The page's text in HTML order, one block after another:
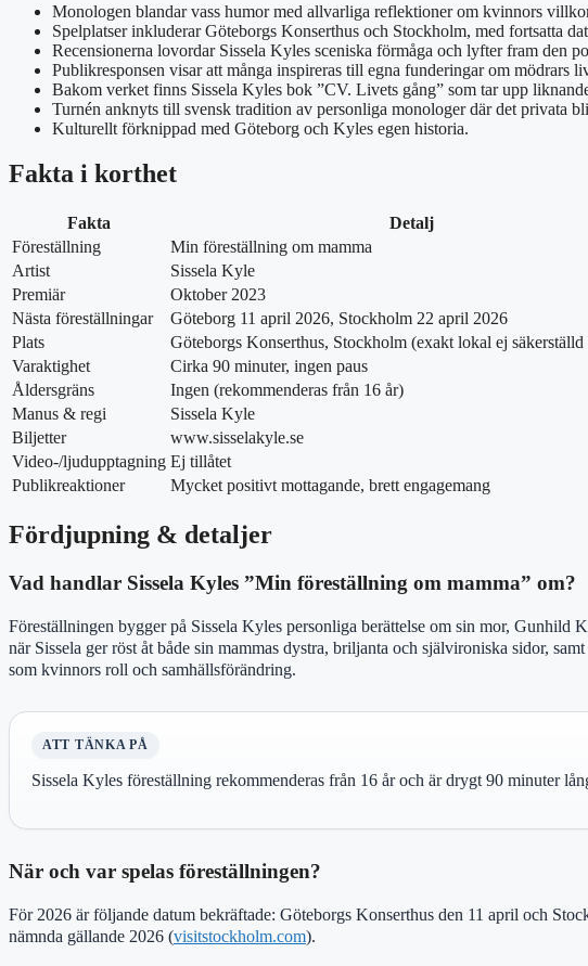
Monologen blandar vass humor med allvarliga reflektioner om kvinnors
Spelplatser inkluderar Göteborgs Konserthus och Stockholm, med fortsatta
Recensionerna lovordar Sissela Kyles sceniska förmåga och lyfter fram den
Publikresponsen visar att många inspireras till egna funderingar om mödrars
Bakom verket finns Sissela Kyles bok ”CV. Livets gång” som tar upp
Turnén anknyts till svensk tradition av personliga monologer där det privata
Kulturellt förknippad med Göteborg och Kyles egen historia.
Fakta i korthet
Fakta
Detalj
Föreställning
Min föreställning om mamma
Artist
Sissela Kyle
Premiär
Oktober 2023
Nästa föreställningar
Göteborg 11 april 2026, Stockholm 22 april 2026
Plats
Göteborgs Konserthus, Stockholm (exakt lokal ej
Varaktighet
Cirka 90 minuter, ingen paus
Åldersgräns
Ingen (rekommenderas från 16 år)
Manus & regi
Sissela Kyle
Biljetter
www.sisselakyle.se
Video-/ljudupptagning Ej tillåtet
Publikreaktioner
Mycket positivt mottagande, brett engagemang
Fördjupning & detaljer
Vad handlar Sissela Kyles ”Min föreställning om mamma” om?
Föreställningen bygger på Sissela Kyles personliga berättelse om sin mor,
när Sissela ger röst åt både sin mammas dystra, briljanta och självironiska sidor,
som kvinnors roll och samhällsförändring.
ATT TÄNKA PÅ
Sissela Kyles föreställning rekommenderas från 16 år och är drygt 90 minuter
När och var spelas föreställningen?
För 2026 är följande datum bekräftade: Göteborgs Konserthus den 11 april och
nämnda gällande 2026 (visitstockholm.com).